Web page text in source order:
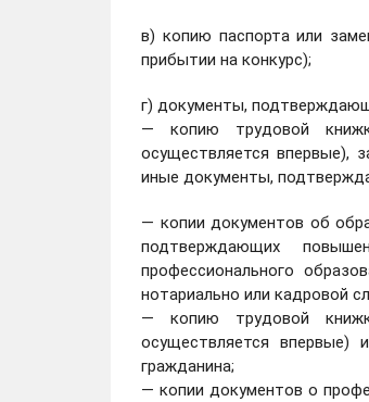
в) копию паспорта или
прибытии на конкурс);
г) документы,
— копию трудовой
осуществляется впервые),
иные документы,
— копии документов об
подтверждающих
профессионального
нотариально или кадровой
— копию трудовой
осуществляется
гражданина;
— копии документов о